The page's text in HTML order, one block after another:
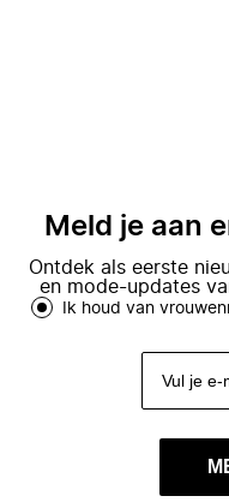
Meld je aan
Ontdek als eerste
en mode-updates
Ik houd van